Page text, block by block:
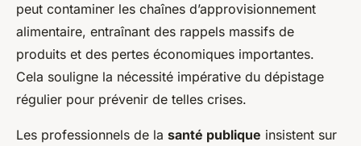
peut contaminer les chaînes d’approvisionnement
alimentaire, entraînant des rappels massifs de
produits et des pertes économiques importantes.
Cela souligne la nécessité impérative du dépistage
régulier pour prévenir de telles crises.
Les professionnels de la santé publique insistent sur